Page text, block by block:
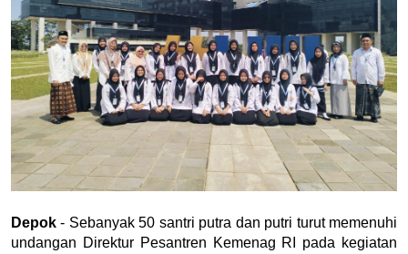
Depok - Sebanyak 50 santri putra dan putri turut memenuhi
undangan Direktur Pesantren Kemenag RI pada kegiatan